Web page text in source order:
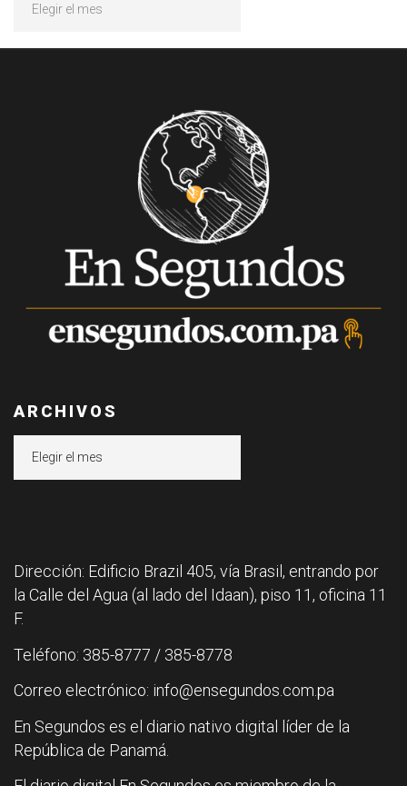
ARCHIVOS
Dirección: Edificio Brazil 405, vía Brasil, entrando por
la Calle del Agua (al lado del Idaan), piso 11, oficina 11
F.
Teléfono: 385-8777 / 385-8778
Correo electrónico: info@ensegundos.com.pa
En Segundos es el diario nativo digital líder de la
República de Panamá.